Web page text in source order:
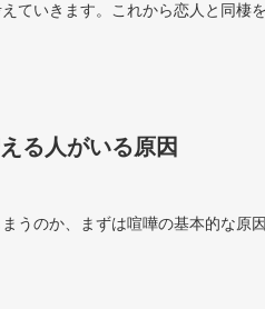
ていきます。これから恋人と同棲
る人がいる原因
うのか、まずは喧嘩の基本的な原